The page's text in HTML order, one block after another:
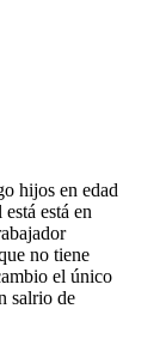
hijos en edad
está en
no tiene
el único
salrio de